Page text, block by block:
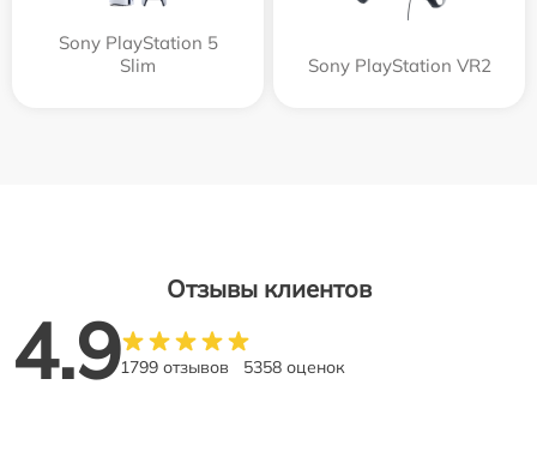
Sony PlayStation 5
Slim
Sony PlayStation VR2
Отзывы клиентов
4.91799 отзывов 5358 оценок